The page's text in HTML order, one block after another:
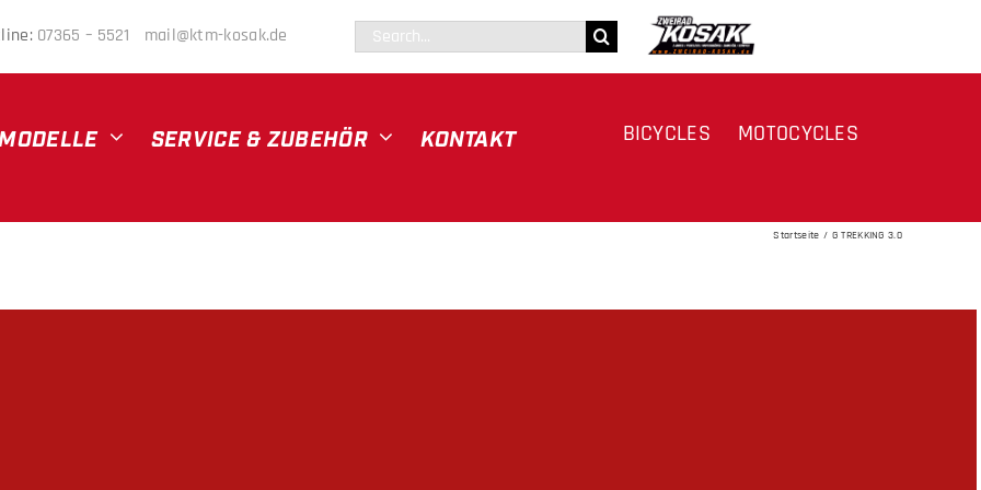
07365 – 5521 mail@ktm-kosak.de
Suche
nach:
MODELLE SERVICE & ZUBEHÖR KONTAKT BICYCLES MOTOCYCLES
Startseite G TREKKING 3.0